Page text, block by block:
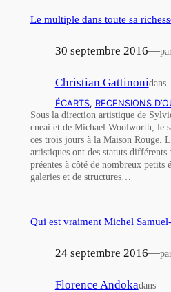
Le multiple dans toute sa
30 septembre 2016—
Christian Gattinonidans
ÉCARTS, RECENSIONS
Sous la direction artistique de
cneai et de Michael Woolworth, le
ces trois jours à la Maison Rouge.
artistiques ont des statuts
préentes à côté de nombreux petits
galeries et de structures…
Qui est vraiment Michel
24 septembre 2016—
Florence Andokadans